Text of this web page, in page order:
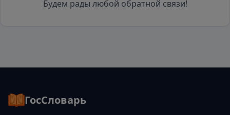
Будем рады любой обратной связи!
ГосСловарь